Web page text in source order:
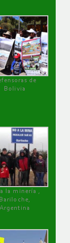
de
Bolivia
la minería ,
Bariloche,
Argentina